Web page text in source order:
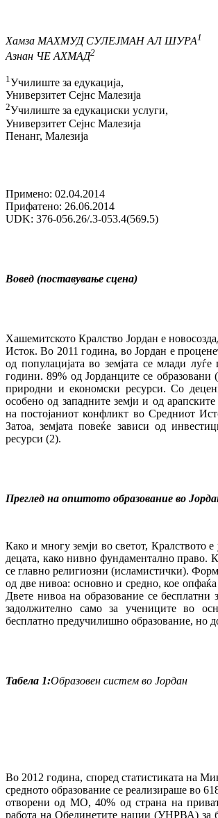
Хамза МАХМУД СУЛЕЈМАН АЛ ШУРА1
Азнан ЧЕ АХМАД2
1 Училиште за едукација,
Универзитет Сејнс Малезија
2Училиште за едукациски услуги,
Универзитет Сејнс Малезија
Пенанг, Малезија
Примено: 02.04.2014
Прифатено: 26.06.2014
UDK: 376-056.26/.3-053.4(569.5)
Вовед (поставување сцена)
Хашемитското Кралство Јордан е
Исток. Во 2011 година, во Јордан е
од популацијата во земјата се млади
години. 89% од Јорданците се образовани
природни и економски ресурси. Со
особено од западните земји и од
на постојаниот конфликт во Средниот
Затоа, земјата повеќе зависи од
ресурси (2).
Преглед на општото образование во
Како и многу земји во светот, Кралството
децата, како нивно фундаментално право.
се главно религиозни (исламистички).
од две нивоа: основно и средно, кое
Двете нивоа на образование се бесплатни
задолжително само за учениците во
бесплатно предучилишно образование, но
Табела 1:Образовен систем во Јордан
Во 2012 година, според статистиката на
средното образование се реализираше во
отворени од МО, 40% од страна на
работа на Обединетите нации (УНРВА) за